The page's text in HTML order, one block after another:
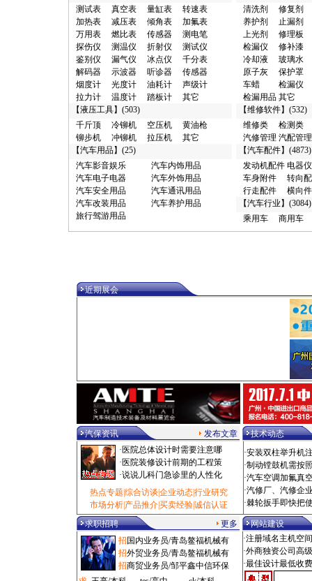
·烟度计/和平区 100元
·真空泵/廊坊市 100元
·分析仪/西青区 100元
·接头/东莞市 100元
·试验台/西青区 100元
·清洗剂/东城区 100元
·化工试剂/黄浦区 1000元
·汽车销售/聊城市 1000元
·抽注油机/深圳市 1000元
·润滑油/深圳市 1000元
·加注机/深圳市 1000元
·商用车/闵行区 1000元
·维修台/聊城市 1000元
·汽修管理/聊城市 1000元
·磨光机/东莞市 10000元
·解码器/成都市 10000元
·举升机/济南市 10000元
·千斤顶/泰州市 10000元
·充氮机/广州市 10000元
·电动扳手/泰州市 100000元
·乘用车/深圳市 100000元
·洗车房/滨州市 110元
气钻/广州市 11000元
诊断仪/沈阳市 11000元
光毂机/枣庄市 11500元
·设备工具/闸北区 11500元
粘接剂/闵行区 11800元
添加剂/石家庄市 12元
吸尘机/深圳市 1200元
空压机/杭州市 12000元
磨砂机/广州市 125元
·扒胎机/鞍山市 12500元
·冷铆机/长春市 12500元
检测线/株洲市 125000元
工具车/嘉定区 1280元
汽贸管理/抚顺市 1280元
测试表
真空表 量缸表
转速表
加热表
减压表 倾角表
加氟表
万用表
燃比表 传感器
测电笔
探伤仪
测温仪 折射仪
测试仪
鉴别仪
漏气仪 冰点仪
千分表
解码器
示波器 听诊器
传感器
烟度计
光度计 油耗计
声级计
拉力计
温度计 踏板计
其它
【液压工具】(503)
千斤顶
冷铆机 空压机
黄油枪
铆步机
冲铆机 拉压机
其它
【汽车用品】(25)
汽车影音娱乐
汽车内饰用品
汽车电子电器
汽车外饰用品
汽车安全用品
汽车通讯用品
汽车改装用品
汽车养护用品
旅行驾游用品
清洗剂
修复剂
养护剂
止漏剂
上光剂
修理板
检漏仪
修补漆
冷却液
玻璃水
原子灰
保护罩
车蜡
检漏仪
检漏用品 其它
【维修软件】(532)
维修类
检测类
汽修管理 汽配管理
【汽车配件】(4873)
发动机配件 电器
车身附件
转向
行走配件
横向
【汽车行业 】(3084)
乘用车
商用车
近期展会
汽保资讯 发布文章
技术动态
· 医院总体设计时需要注意哪
· 医院装修设计前期的工程策
·说说儿科门急诊里的人性化
热点专题 综合访谈 企业动态行业研究
市场分析 产品推介买卖经验诚信认证
·安装双柱举升机
·制动镗鼓机需按
·汽车空调加氟真
·汽修厂、汽修企
·棘轮扳手即快把
求职招聘 更多
网站建设
招 国内业务员/青岛鳌福机械有
招外贸业务员/青岛鳌福机械有
招商贸业务员/邹平鑫中信环保
·注册域名主机空
·外商独资公司高
·最佳设计最低收